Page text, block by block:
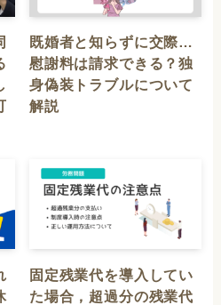
既婚者と知らずに交際…
慰謝料は請求できる？独
身偽装トラブルについて
解説
固定残業代を導入してい
た場合，超過分の残業代